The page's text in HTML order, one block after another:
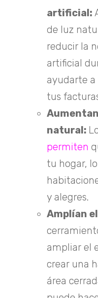
artificial:
de luz
reducir la
artificial
ayudarte a
tus
natural:
permiten
tu hogar,
y alegres.
Amplían
ampliar el
crear una
área